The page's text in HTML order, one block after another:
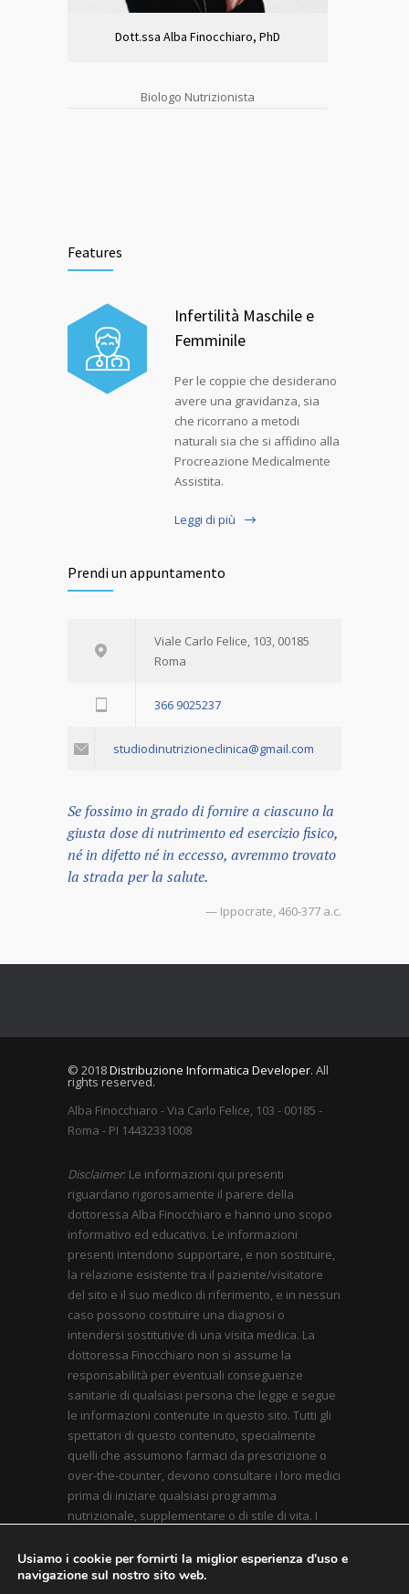
Dott.ssa Alba Finocchiaro, PhD
Biologo Nutrizionista
Features
Infertilità Maschile e
Femminile
Per le coppie che desiderano
avere una gravidanza, sia
che ricorrano a metodi
naturali sia che si affidino alla
Procreazione Medicalmente
Assistita.
Leggi di più
Prendi un appuntamento
Viale Carlo Felice, 103, 00185
Roma
366 9025237
studiodinutrizioneclinica@gmail.com
Se fossimo in grado di fornire a ciascuno la
giusta dose di nutrimento ed esercizio fisico,
né in difetto né in eccesso, avremmo trovato
la strada per la salute.
— Ippocrate, 460-377 a.c.
© 2018Distribuzione Informatica Developer. All
rights reserved.
Alba Finocchiaro - Via Carlo Felice, 103 - 00185 -
Roma - PI 14432331008
Disclaimer: Le informazioni qui presenti
riguardano rigorosamente il parere della
dottoressa Alba Finocchiaro e hanno uno scopo
informativo ed educativo. Le informazioni
presenti intendono supportare, e non sostituire,
la relazione esistente tra il paziente/visitatore
del sito e il suo medico di riferimento, e in nessun
caso possono costituire una diagnosi o
intendersi sostitutive di una visita medica. La
dottoressa Finocchiaro non si assume la
responsabilità per eventuali conseguenze
sanitarie di qualsiasi persona che legge e segue
le informazioni contenute in questo sito. Tutti gli
spettatori di questo contenuto, specialmente
quelli che assumono farmaci da prescrizione o
over-the-counter, devono consultare i loro medici
prima di iniziare qualsiasi programma
nutrizionale, supplementare o di stile di vita. I
guida inerenti l’applicazione il nuovo Codice
Deontologico approvato dal Consiglio dell’Ordine
Usiamo i cookie per fornirti la miglior esperienza d'uso e
navigazione sul nostro sito web.